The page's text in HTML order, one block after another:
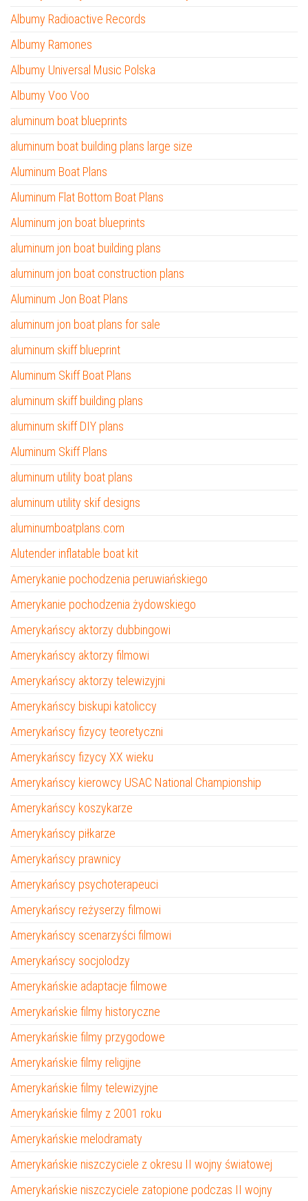
Albumy Radioactive Records
Albumy Ramones
Albumy Universal Music Polska
Albumy Voo Voo
aluminum boat blueprints
aluminum boat building plans large size
Aluminum Boat Plans
Aluminum Flat Bottom Boat Plans
Aluminum jon boat blueprints
aluminum jon boat building plans
aluminum jon boat construction plans
Aluminum Jon Boat Plans
aluminum jon boat plans for sale
aluminum skiff blueprint
Aluminum Skiff Boat Plans
aluminum skiff building plans
aluminum skiff DIY plans
Aluminum Skiff Plans
aluminum utility boat plans
aluminum utility skif designs
aluminumboatplans.com
Alutender inflatable boat kit
Amerykanie pochodzenia peruwiańskiego
Amerykanie pochodzenia żydowskiego
Amerykańscy aktorzy dubbingowi
Amerykańscy aktorzy filmowi
Amerykańscy aktorzy telewizyjni
Amerykańscy biskupi katoliccy
Amerykańscy fizycy teoretyczni
Amerykańscy fizycy XX wieku
Amerykańscy kierowcy USAC National Championship
Amerykańscy koszykarze
Amerykańscy piłkarze
Amerykańscy prawnicy
Amerykańscy psychoterapeuci
Amerykańscy reżyserzy filmowi
Amerykańscy scenarzyści filmowi
Amerykańscy socjolodzy
Amerykańskie adaptacje filmowe
Amerykańskie filmy historyczne
Amerykańskie filmy przygodowe
Amerykańskie filmy religijne
Amerykańskie filmy telewizyjne
Amerykańskie filmy z 2001 roku
Amerykańskie melodramaty
Amerykańskie niszczyciele z okresu II wojny światowej
Amerykańskie niszczyciele zatopione podczas II wojny